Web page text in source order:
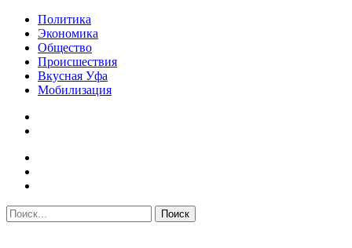
Политика
Экономика
Общество
Происшествия
Вкусная Уфа
Мобилизация